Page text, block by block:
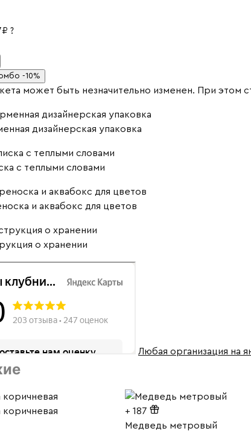
?
-10%
может быть незначительно изменен. При этом
дизайнерская упаковка
с теплыми словами
и аквабокс для цветов
о хранении
Любая организация на
+ 187
Медведь метровый